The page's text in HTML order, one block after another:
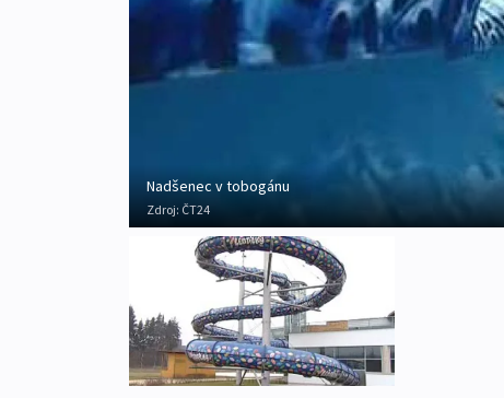
Nadšenec v tobogánu
Zdroj: ČT24